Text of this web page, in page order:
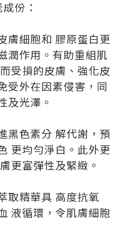
份：
膚細胞和 膠原蛋白更
潤作用。有助重組肌
受損的皮膚、強化皮
受外在因素侵害，同
及光澤。
黑色素分 解代謝，預
更均勻淨白。此外更
更富彈性及緊緻。
取精華具 高度抗氧
液循環，令肌膚細胞